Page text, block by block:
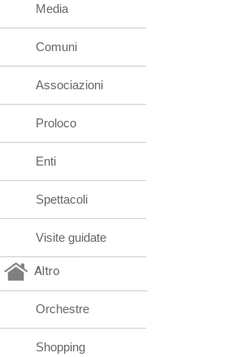
Media
Comuni
Associazioni
Proloco
Enti
Spettacoli
Visite guidate
Altro
Orchestre
Shopping